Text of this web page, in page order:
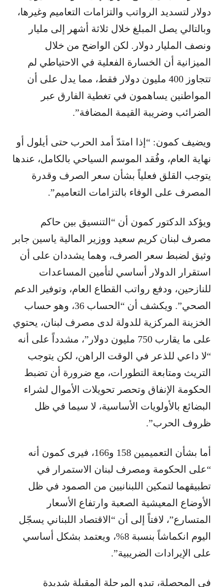
دولار لتسديد الرواتب والتزامات التعاميم وغيرها،
وبالتالي يصل المبلغ خلال ثلاثة أشهر إلى مليار
ونصف المليار دولار. لكن الواضح من خلال
الميزانية أن الخسارة الفعلية في الاحتياطي لم
تتجاوز 400 مليون دولار فقط، مما يدل على أن
المواطنين يساهمون في تغطية الفارق عبر
الضرائب وضريبة القيمة المضافة”.
ويضيف كمون: “إذا امتدّ أمد الحرب حتى أيلول أو
نهاية العام، وفُقد الموسم السياحي بالكامل، عندها
يتوجب القلق فعلياً بشأن سعر الصرف وقدرة
المصرف على الوفاء بالتزامات التعاميم”.
ويؤكد الدكتور كمون أن “التنسيق بين حاكم
مصرف لبنان ​كريم سعيد​ ووزير المالية ​ياسين جابر​
وثيق لضبط سعر الصرف، وهما يشددان على أن
استقرار الدولار أساسي لتأمين المساعدات
للنازحين، ودفع رواتب القطاع العام، وتوفير الدعم
الصحي”. ويكشف أن “الحساب 36، وهو حساب
الخزينة المركزية للدولة لدى مصرف لبنان، يحتوي
على ما يقارب 750 مليون دولار”، مشدداً على أنه
“لا داعي للذعر في الوقت الراهن، لكن يتوجب
التريث ومتابعة التطورات، مع ضرورة أن تضبط
الحكومة الإنفاق وتحصر تحويلات الأموال لشراء
البضائع بالأولويات الأساسية، لا سيما في ظل
ظروف الحرب”.
أما بشأن التعميمين 158 و166، فيرى كمون أنه
“على الحكومة ومصرف لبنان الاستمرار في
تطبيقهما لتمكين اللبنانيين من الصمود في ظل
الأوضاع المعيشية الصعبة وارتفاع الأسعار
المتسارع”، لافتاً إلى أن “​الاقتصاد اللبناني​ يسجّل
اليوم انكماشاً بنسبة 8%، ويعتمد بشكل أساسي
على الإيرادات الضريبية”.
في المحصلة، تبدو المرحلة المقبلة شديدة